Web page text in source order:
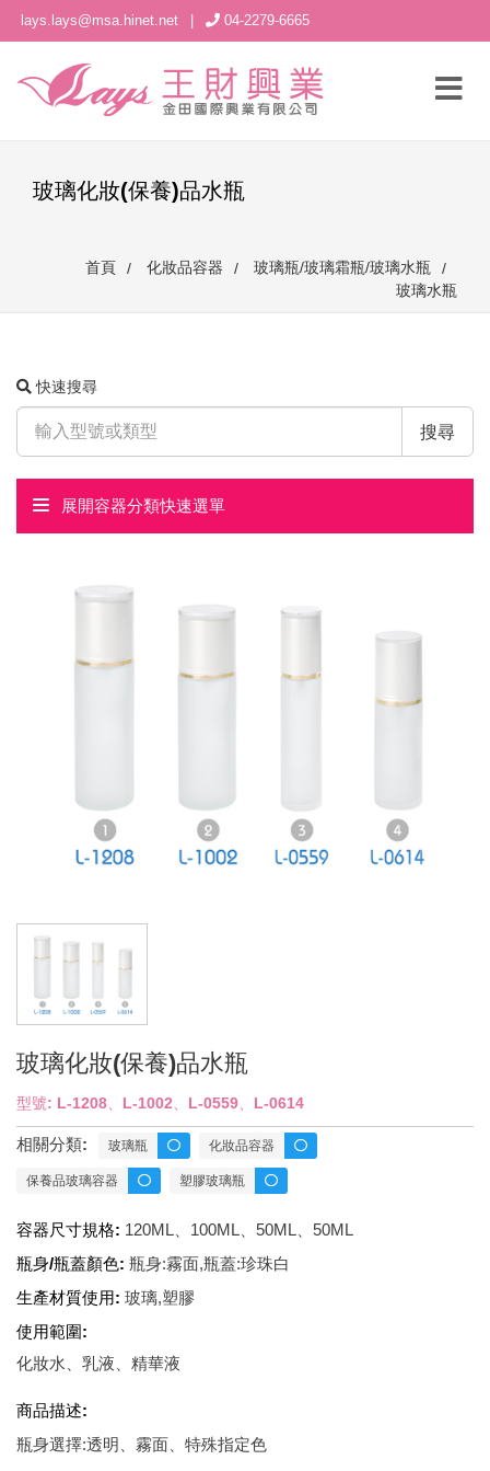
lays.lays@msa.hinet.net 04-2279-6665
玻璃化妝(保養)品水瓶
首頁 化妝品容器
玻璃瓶/玻璃霜瓶/玻璃水瓶
玻璃水瓶
快速搜尋
搜尋
展開容器分類快速選單
玻璃化妝(保養)品水瓶
型號: L-1208、L-1002、L-0559、L-0614
相關分類: 玻璃瓶 化妝品容器
保養品玻璃容器 塑膠玻璃瓶
容器尺寸規格: 120ML、100ML、50ML、50ML
瓶身/瓶蓋顏色: 瓶身:霧面,瓶蓋:珍珠白
生產材質使用: 玻璃,塑膠
使用範圍:
化妝水、乳液、精華液
商品描述:
瓶身選擇:透明、霧面、特殊指定色